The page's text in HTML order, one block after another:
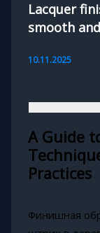
Lacquer
smooth
10.11.2025
A Guide
Practices
Финишная